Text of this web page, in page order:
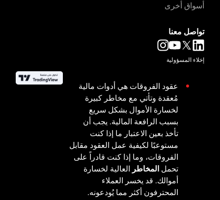
أسواق أخرى
تواصل معنا
إخلاء المسؤولية
عقود الفروقات هي أدوات مالية
مُعقدة وتأتي مع مخاطر كبيرة
لخسارة الأموال بشكل سريع
بسبب الرافعة المالية. يجب أن
تأخذ بعين الاعتبار ما إذا كنت
مستوعبًا لكيفية عمل العقود مقابل
الفروقات، وما إذا كنت قادراً على
تحمل المخاطر العالية لخسارة
أموالك. قد يخسر العملاء
المحترفون أكثر مما يُودعونه.